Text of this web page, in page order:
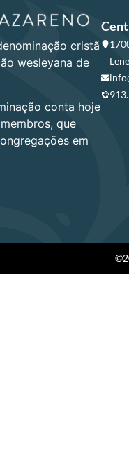
cristã
wesleyana de
conta hoje
que
em